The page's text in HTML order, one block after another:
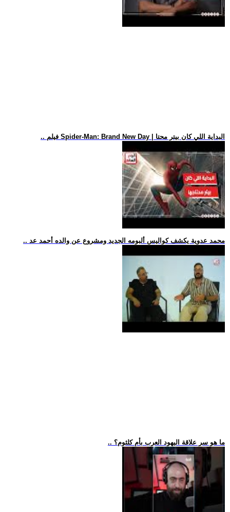
.. فيلم Spider-Man: Brand New Day | البداية اللي كان بيتر محتا
.. محمد عدوية يكشف كواليس ألبومه الجديد ومشروع عن والده أحمد عد
.. ما هو سر علاقة اليهود العرب بأم كلثوم؟